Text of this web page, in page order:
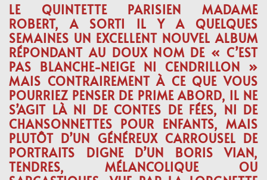
LE QUINTETTE PARISIEN MADAME
ROBERT, A SORTI IL Y A QUELQUES
SEMAINES UN EXCELLENT NOUVEL ALBUM
RÉPONDANT AU DOUX NOM DE « C’EST
PAS BLANCHE-NEIGE NI CENDRILLON »
MAIS CONTRAIREMENT À CE QUE VOUS
POURRIEZ PENSER DE PRIME ABORD, IL NE
S’AGIT LÀ NI DE CONTES DE FÉES, NI DE
CHANSONNETTES POUR ENFANTS, MAIS
PLUTÔT D’UN GÉNÉREUX CARROUSEL DE
PORTRAITS DIGNE D’UN BORIS VIAN,
TENDRES, MÉLANCOLIQUE OU